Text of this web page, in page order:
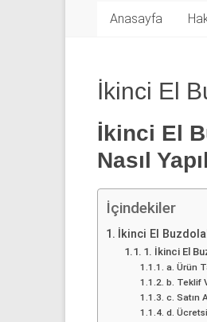
Alan
|
0
543
592
53
50
Anasayfa
İkinci El
İkinci El
Nasıl
İçindekiler
İkinci El
1. İkinci El
a. Ürün
b. Teklif
c. Satın
d.